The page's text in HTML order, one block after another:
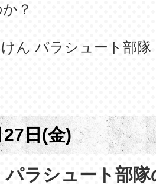
？
けん パラシュート部
日(金)
パラシュート部